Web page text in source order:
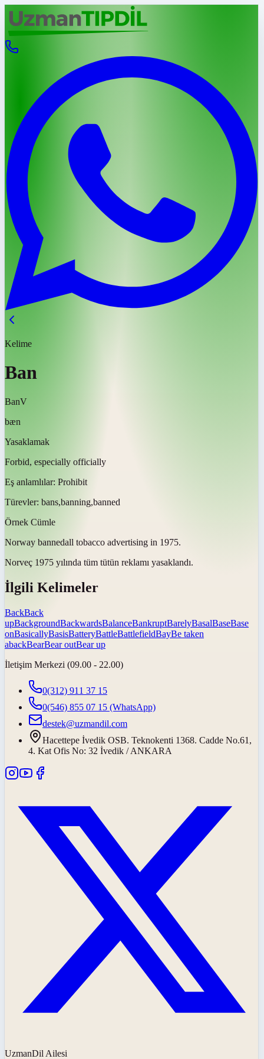
Kelime
Ban
BanV
bæn
Yasaklamak
Forbid, especially officially
Eş anlamlılar: Prohibit
Türevler: bans,banning,banned
Örnek Cümle
Norway bannedall tobacco advertising in 1975.
Norveç 1975 yılında tüm tütün reklamı yasaklandı.
İlgili Kelimeler
BackBack
upBackgroundBackwardsBalanceBankruptBarelyBasalBaseBase
onBasicallyBasisBatteryBattleBattlefieldBayBe taken
abackBearBear outBear up
İletişim Merkezi (09.00 - 22.00)
0(312) 911 37 15
0(546) 855 07 15 (WhatsApp)
destek@uzmandil.com
Hacettepe İvedik OSB. Teknokenti 1368. Cadde No.61,
4. Kat Ofis No: 32 İvedik / ANKARA
UzmanDil Ailesi